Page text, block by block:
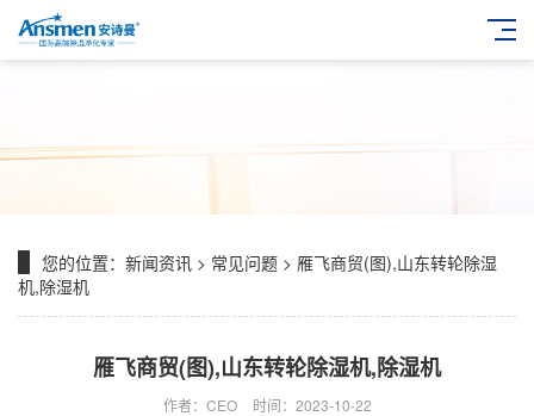
您的位置： 新闻资讯 > 常见问题 > 雁飞商贸(图),山东转轮除湿
机,除湿机
雁飞商贸(图),山东转轮除湿机,除湿机
作者：CEO 时间：2023-10-22